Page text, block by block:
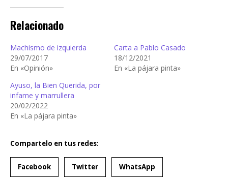
Relacionado
Machismo de izquierda
29/07/2017
En «Opinión»
Carta a Pablo Casado
18/12/2021
En «La pájara pinta»
Ayuso, la Bien Querida, por
infame y marrullera
20/02/2022
En «La pájara pinta»
Compartelo en tus redes:
Facebook Twitter WhatsApp